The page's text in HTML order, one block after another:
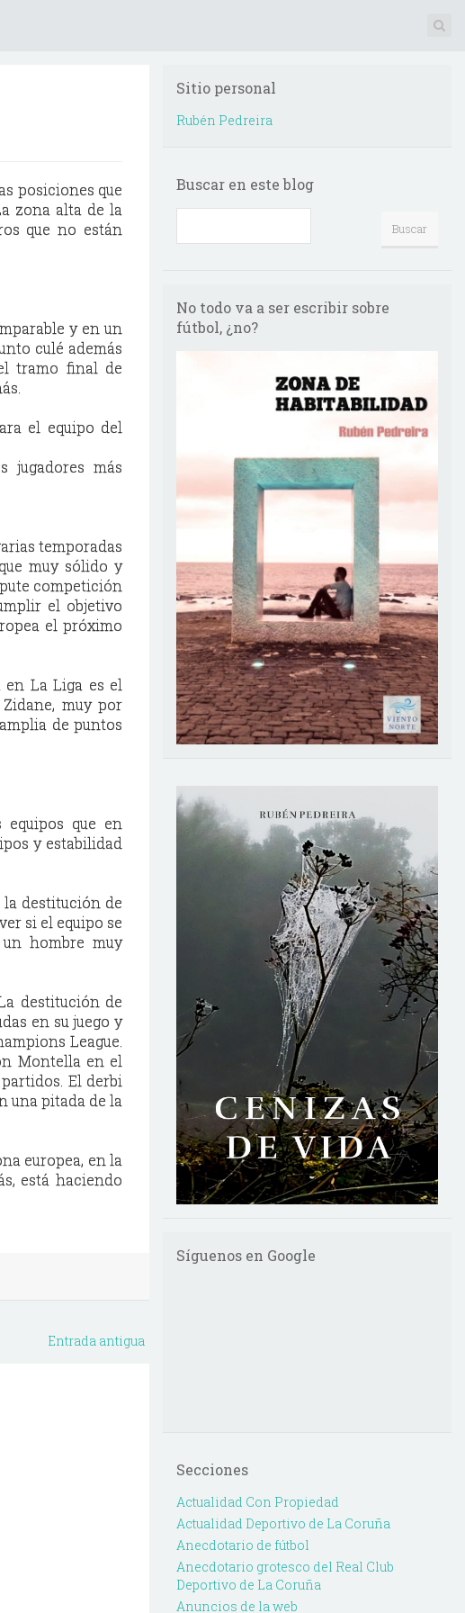
posiciones que
zona alta de la
que no están
y en un
culé además
tramo final de
el equipo del
jugadores más
temporadas
muy sólido y
competición
el objetivo
el próximo
en La Liga es el
muy por
de puntos
que en
y estabilidad
la destitución de
si el equipo se
hombre muy
destitución de
en su juego y
League.
Montella en el
El derbi
una pitada de la
europea, en la
está haciendo
Entrada antigua
Sitio personal
Rubén Pedreira
Buscar en este blog
No todo va a ser escribir sobre
fútbol, ¿no?
Síguenos en Google
Secciones
Actualidad Con Propiedad
Actualidad Deportivo de La Coruña
Anecdotario de fútbol
Anecdotario grotesco del Real Club
Deportivo de La Coruña
Anuncios de la web